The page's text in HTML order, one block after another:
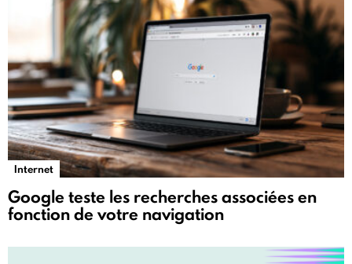
Internet
Google teste les recherches associées en
fonction de votre navigation